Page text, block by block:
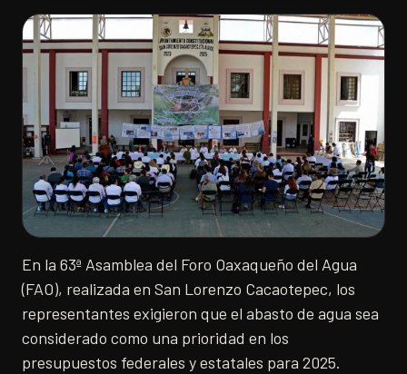
En la 63ª Asamblea del Foro Oaxaqueño del Agua
(FAO), realizada en San Lorenzo Cacaotepec, los
representantes exigieron que el abasto de agua sea
considerado como una prioridad en los
presupuestos federales y estatales para 2025.